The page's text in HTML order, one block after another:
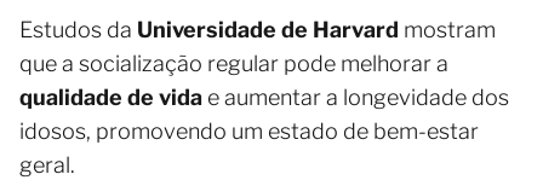
Estudos da Universidade de Harvard mostram
que a socialização regular pode melhorar a
qualidade de vida e aumentar a longevidade dos
idosos, promovendo um estado de bem-estar
geral.